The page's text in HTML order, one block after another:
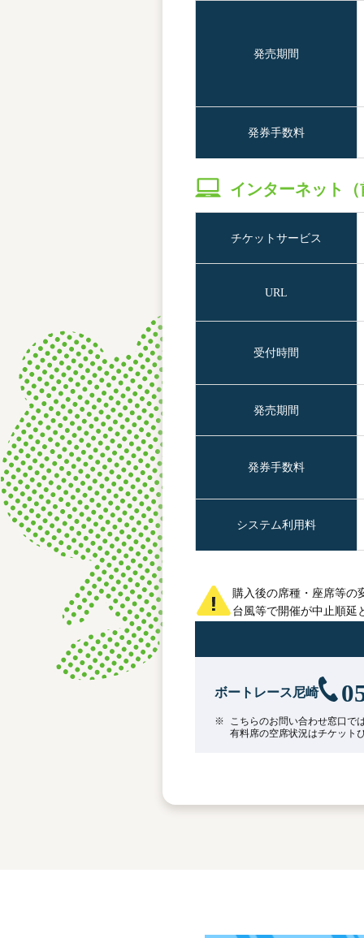
発売期間
発券手数料
インターネット
チケットサービス
URL
受付時間
発売期間
発券手数料
システム利用料
購入後の席種・座席等の
台風等で開催が中止順延
ボートレース尼崎
※
こちらのお問い合わせ窓口で
有料席の空席状況はチケット